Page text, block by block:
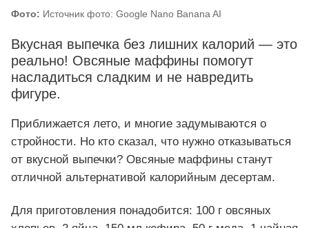
Фото: Источник фото: Google Nano Banana AI
Вкусная выпечка без лишних калорий — это
реально! Овсяные маффины помогут
насладиться сладким и не навредить
фигуре.
Приближается лето, и многие задумываются о
стройности. Но кто сказал, что нужно отказываться
от вкусной выпечки? Овсяные маффины станут
отличной альтернативой калорийным десертам.
Для приготовления понадобится: 100 г овсяных